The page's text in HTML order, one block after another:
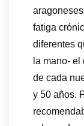
fatiga
diferentes
la mano-
de cada
y 50 años.